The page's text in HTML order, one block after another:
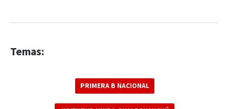
Temas:
PRIMERA B NACIONAL